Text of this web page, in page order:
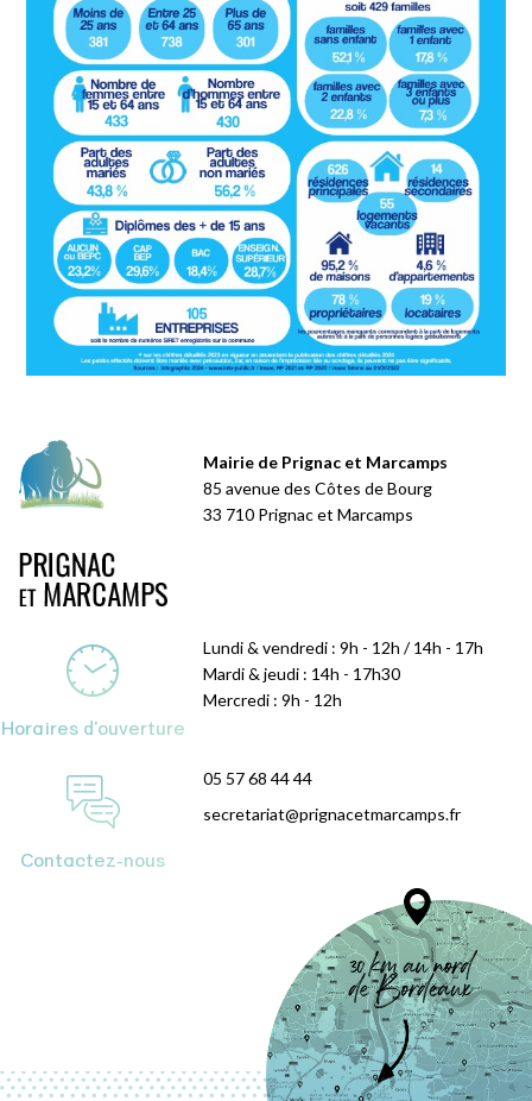
Mairie de Prignac et Marcamps
85 avenue des Côtes de Bourg
33 710 Prignac et Marcamps
Horaires d'ouverture
Lundi & vendredi : 9h - 12h / 14h - 17h
Mardi & jeudi : 14h - 17h30
Mercredi : 9h - 12h
Contactez-nous
05 57 68 44 44
secretariat@prignacetmarcamps.fr